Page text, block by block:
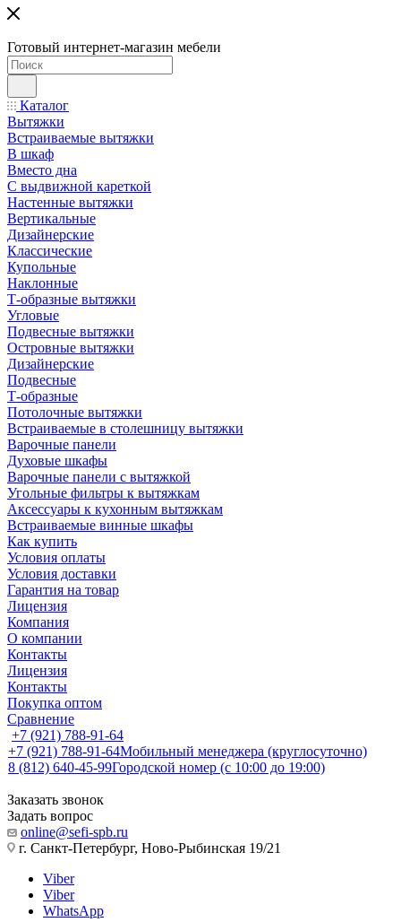
Готовый интернет-магазин мебели
Каталог
Вытяжки
Встраиваемые вытяжки
В шкаф
Вместо дна
С выдвижной кареткой
Настенные вытяжки
Вертикальные
Дизайнерские
Классические
Купольные
Наклонные
Т-образные вытяжки
Угловые
Подвесные вытяжки
Островные вытяжки
Дизайнерские
Подвесные
Т-образные
Потолочные вытяжки
Встраиваемые в столешницу вытяжки
Варочные панели
Духовые шкафы
Варочные панели с вытяжкой
Угольные фильтры к вытяжкам
Аксессуары к кухонным вытяжкам
Встраиваемые винные шкафы
Как купить
Условия оплаты
Условия доставки
Гарантия на товар
Лицензия
Компания
О компании
Контакты
Лицензия
Контакты
Покупка оптом
Сравнение
+7 (921) 788-91-64
+7 (921) 788-91-64Мобильный менеджера (круглосуточно)
8 (812) 640-45-99Городской номер (с 10:00 до 19:00)
Заказать звонок
Задать вопрос
online@sefi-spb.ru
г. Санкт-Петербург, Ново-Рыбинская 19/21
Viber
Viber
WhatsApp